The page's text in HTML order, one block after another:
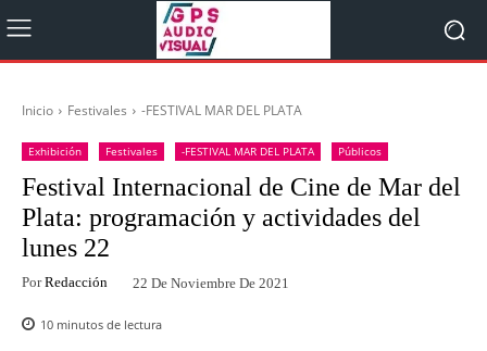
Inicio Festivales -FESTIVAL MAR DEL PLATA
Exhibición Festivales -FESTIVAL MAR DEL PLATA Públicos
Festival Internacional de Cine de Mar del
Plata: programación y actividades del
lunes 22
Por Redacción 22 De Noviembre De 2021
10 minutos de lectura